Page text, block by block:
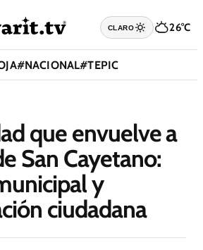
CLARO 26°C
#NACIONAL#TEPIC
que envuelve a
San Cayetano:
y
ciudadana